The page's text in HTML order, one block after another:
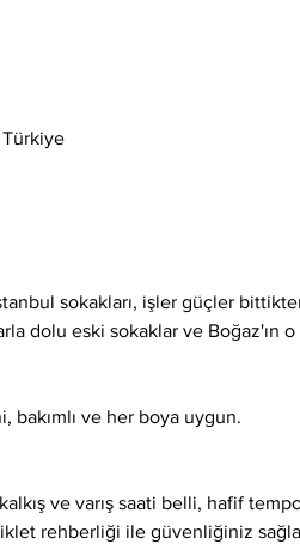
sokakları, işler güçler
dolu eski sokaklar ve Boğaz'ın
bakımlı ve her boya uygun.
ve varış saati belli, hafif
rehberliği ile güvenliğiniz